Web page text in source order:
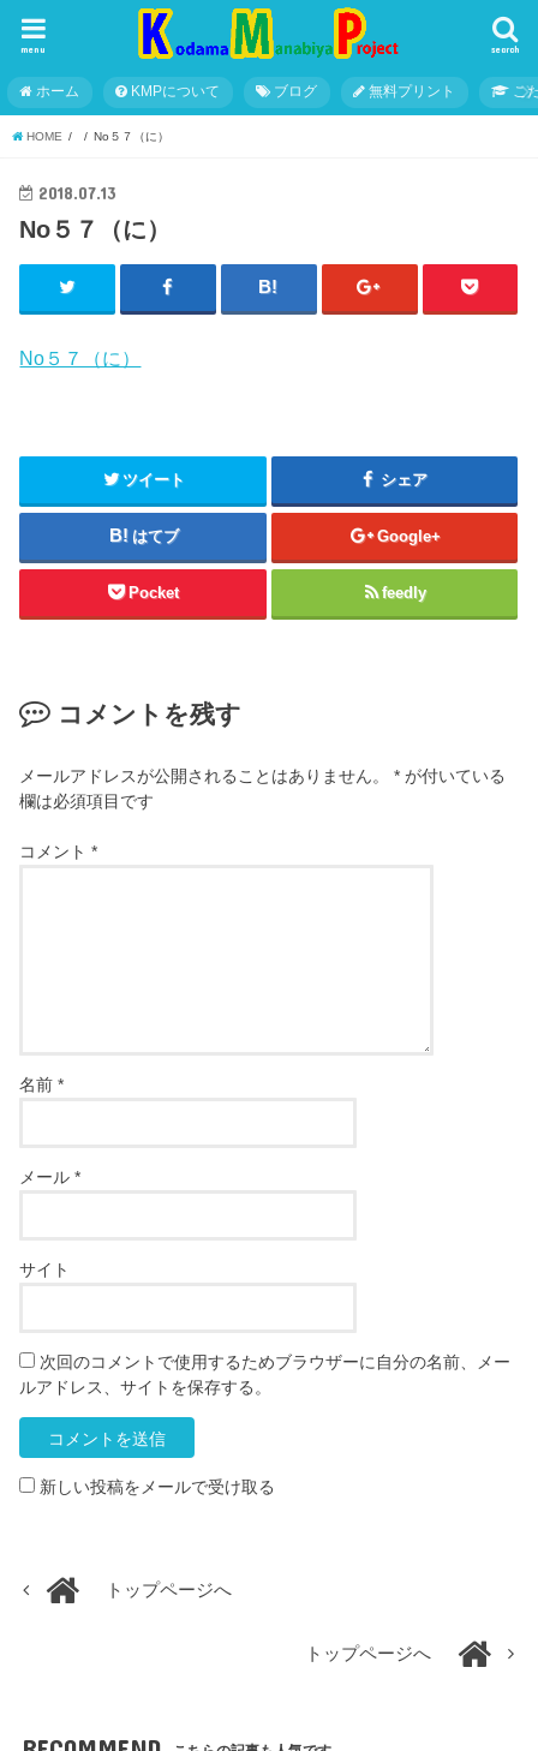
search
menu
ホーム KMPについて ブログ 無料プリント こ
HOME No５７（に）
2018.07.13
No５７（に）
No５７（に）
ツイート シェア
はてブ Google+
Pocket feedly
コメントを残す
メールアドレスが公開されることはありません。 * が付いている
欄は必須項目です
コメント*
名前*
メール*
サイト
次回のコメントで使用するためブラウザーに自分の名前、メー
ルアドレス、サイトを保存する。
新しい投稿をメールで受け取る
トップページへ
トップページへ